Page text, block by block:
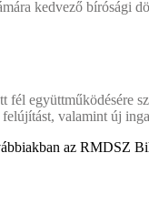
kedvező bírósági
fél együttműködésére
valamint új
az RMDSZ